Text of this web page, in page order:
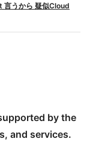
うから 疑似Cloud
by the
and services.